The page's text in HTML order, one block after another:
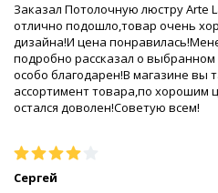
Заказал Потолочную люстру Arte
отлично подошло,товар очень
дизайна!И цена
подробно рассказал о
особо благодарен!В магазине вы
ассортимент товара,по хорошим
остался доволен!Советую всем!
Сергей